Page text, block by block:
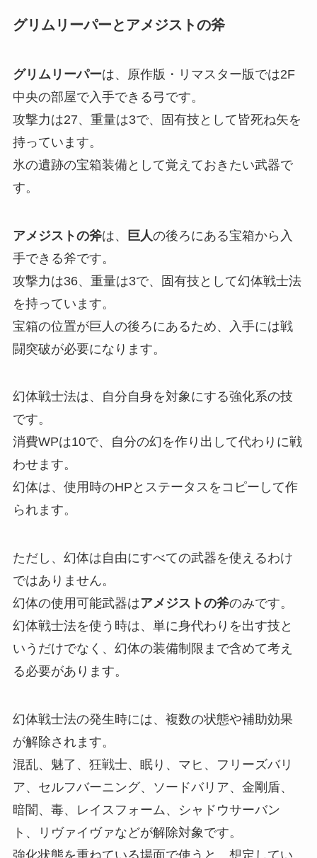
グリムリーパーとアメジストの斧
グリムリーパーは、原作版・リマスター版では2F
中央の部屋で入手できる弓です。
攻撃力は27、重量は3で、固有技として皆死ね矢を
持っています。
氷の遺跡の宝箱装備として覚えておきたい武器で
す。
アメジストの斧は、 巨人の後ろにある宝箱から入
手できる斧です。
攻撃力は36、重量は3で、固有技として幻体戦士法
を持っています。
宝箱の位置が巨人の後ろにあるため、入手には戦
闘突破が必要になります。
幻体戦士法は、自分自身を対象にする強化系の技
です。
消費WPは10で、自分の幻を作り出して代わりに戦
わせます。
幻体は、使用時のHPとステータスをコピーして作
られます。
ただし、幻体は自由にすべての武器を使えるわけ
ではありません。
幻体の使用可能武器はアメジストの斧のみです。
幻体戦士法を使う時は、単に身代わりを出す技と
いうだけでなく、幻体の装備制限まで含めて考え
る必要があります。
幻体戦士法の発生時には、複数の状態や補助効果
が解除されます。
混乱、魅了、狂戦士、眠り、マヒ、フリーズバリ
ア、セルフバーニング、ソードバリア、金剛盾、
暗闇、毒、レイスフォーム、シャドウサーバン
ト、リヴァイヴァなどが解除対象です。